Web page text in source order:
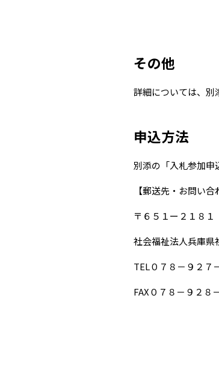
※参加受
その他
詳細については、別
申込方法
別添の「入札参加申
【郵送先・お問い合
〒６５１ー２１８
社会福祉法人兵庫
TEL０７８－９２７
FAX０７８－９２８